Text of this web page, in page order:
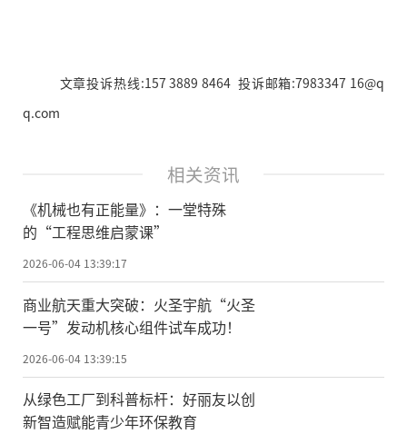
文章投诉热线:157 3889 8464 投诉邮箱:7983347 16@q
q.com
相关资讯
《机械也有正能量》：一堂特殊
的“工程思维启蒙课”
2026-06-04 13:39:17
商业航天重大突破：火圣宇航“火圣
一号”发动机核心组件试车成功！
2026-06-04 13:39:15
从绿色工厂到科普标杆：好丽友以创
新智造赋能青少年环保教育